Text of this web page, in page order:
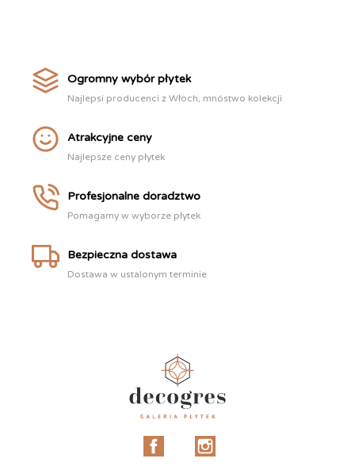
Ogromny wybór płytek
Najlepsi producenci z Włoch, mnóstwo kolekcji
Atrakcyjne ceny
Najlepsze ceny płytek
Profesjonalne doradztwo
Pomagamy w wyborze płytek
Bezpieczna dostawa
Dostawa w ustalonym terminie
Facebook